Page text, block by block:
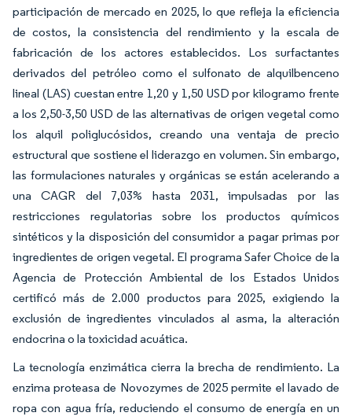
participación de mercado en 2025, lo que refleja la eficiencia
de costos, la consistencia del rendimiento y la escala de
fabricación de los actores establecidos. Los surfactantes
derivados del petróleo como el sulfonato de alquilbenceno
lineal (LAS) cuestan entre 1,20 y 1,50 USD por kilogramo frente
a los 2,50-3,50 USD de las alternativas de origen vegetal como
los alquil poliglucósidos, creando una ventaja de precio
estructural que sostiene el liderazgo en volumen. Sin embargo,
las formulaciones naturales y orgánicas se están acelerando a
una CAGR del 7,03% hasta 2031, impulsadas por las
restricciones regulatorias sobre los productos químicos
sintéticos y la disposición del consumidor a pagar primas por
ingredientes de origen vegetal. El programa Safer Choice de la
Agencia de Protección Ambiental de los Estados Unidos
certificó más de 2.000 productos para 2025, exigiendo la
exclusión de ingredientes vinculados al asma, la alteración
endocrina o la toxicidad acuática.
La tecnología enzimática cierra la brecha de rendimiento. La
enzima proteasa de Novozymes de 2025 permite el lavado de
ropa con agua fría, reduciendo el consumo de energía en un